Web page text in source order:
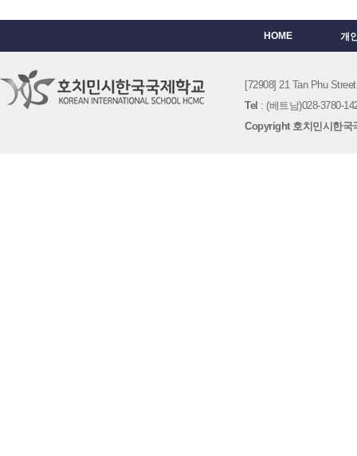
HOME 개
[72908] 21 Tan Phu
Tel : (베트남)028-3780-
Copyright 호치민시한국